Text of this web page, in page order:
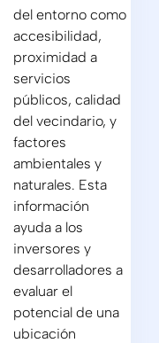
del entorno como
accesibilidad,
proximidad a
servicios
públicos, calidad
del vecindario, y
factores
ambientales y
naturales. Esta
información
ayuda a los
inversores y
desarrolladores a
evaluar el
potencial de una
ubicación